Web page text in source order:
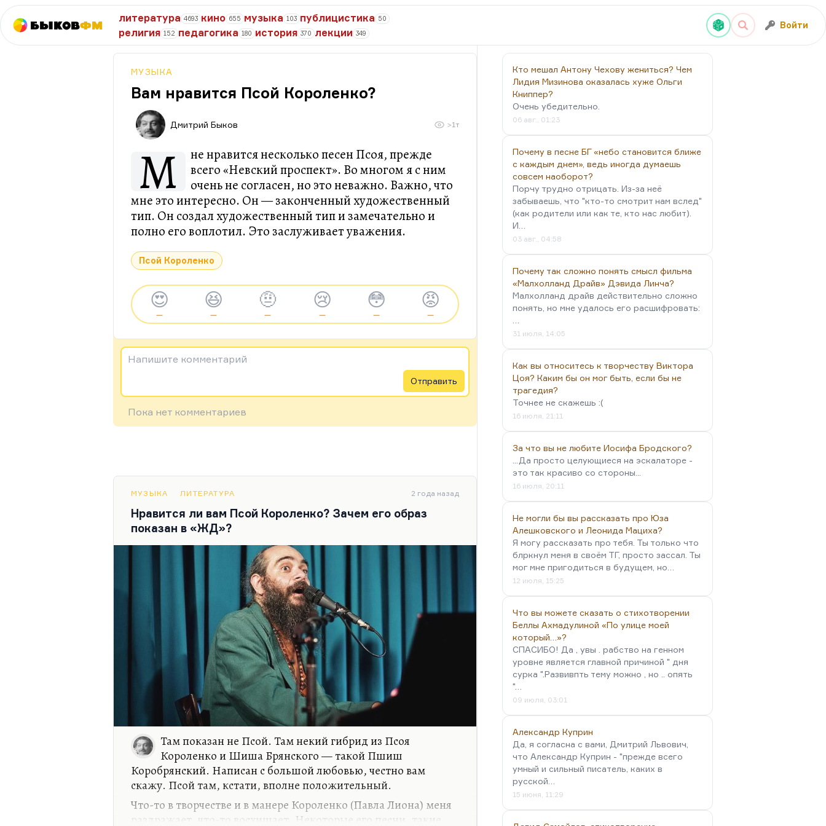
БыковФМ
литература 4693 кино 655 музыка 103 публицистика 50
религия 152 педагогика 180 история 370 лекции 349
Войти
МУЗЫКА
Вам нравится Псой Короленко?
Дмитрий Быков >1т
М
не нравится несколько песен Псоя, прежде
всего «Невский проспект». Во многом я с ним
очень не согласен, но это неважно. Важно, что
мне это интересно. Он — законченный художественный
тип. Он создал художественный тип и замечательно и
полно его воплотил. Это заслуживает уважения.
Псой Короленко
😍
—
😆
—
🤨
—
😢
—
😳
—
😡
—
Напишите комментарий
Отправить
Пока нет комментариев
МУЗЫКА ЛИТЕРАТУРА 2 года назад
Нравится ли вам Псой Короленко? Зачем его образ
показан в «ЖД»?
Там показан не Псой. Там некий гибрид из Псоя
Короленко и Шиша Брянского — такой Пшиш
Коробрянский. Написан с большой любовью, честно вам
скажу. Псой там, кстати, вполне положительный.
Что-то в творчестве и в манере Короленко (Павла Лиона) меня
раздражает, что-то восхищает. Некоторые его песни, такие,
Кто мешал Антону Чехову жениться? Чем
Лидия Мизинова оказалась хуже Ольги
Книппер?
Очень убедительно.
06 авг., 01:23
Почему в песне БГ «небо становится ближе
с каждым днем», ведь иногда думаешь
совсем наоборот?
Порчу трудно отрицать. Из-за неё
забываешь, что "кто-то смотрит нам вслед"
(как родители или как те, кто нас любит).
И…
03 авг., 04:58
Почему так сложно понять смысл фильма
«Малхолланд Драйв» Дэвида Линча?
Малхолланд драйв действительно сложно
понять, но мне удалось его расшифровать:
31 июля, 14:05
Как вы относитесь к творчеству Виктора
Цоя? Каким бы он мог быть, если бы не
трагедия?
Точнее не скажешь :(
16 июля, 21:11
За что вы не любите Иосифа Бродского?
...Да просто целующиеся на эскалаторе -
это так красиво со стороны...
16 июля, 20:11
Не могли бы вы рассказать про Юза
Алешковского и Леонида Мациха?
Я могу рассказать про тебя. Ты только что
блркнул меня в своём ТГ, просто зассал. Ты
мог мне пригодиться в будущем, но…
12 июля, 15:25
Что вы можете сказать о стихотворении
Беллы Ахмадулиной «По улице моей
который…»?
СПАСИБО! Да , увы . рабство на генном
уровне является главной причиной " дня
сурка ".Развивпть тему можно , но .. опять
"…
09 июля, 03:01
Александр Куприн
Да, я согласна с вами, Дмитрий Львович,
что Александр Куприн - "прежде всего
умный и сильный писатель, каких в
русской…
15 июня, 11:29